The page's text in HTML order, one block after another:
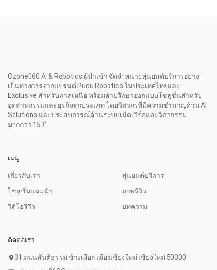
Ozone360 AI & Robotics ผู้นำเข้า จัดจำหน่ายหุ่นยนต์บริการอย่าง
เป็นทางการจากแบรนด์ Pudu Robotics ในประเทศไทยและ
Exclusive สำหรับภาคเหนือ พร้อมคำปรึกษาออกแบบโซลูชั่นสำหรับ
อุตสาหกรรมและธุรกิจทุกประเภท โดยวิศวกรที่มีความชำนาญด้าน AI
Solutions และประสบการณ์ด้านระบบเน็ตเวิร์คและวิศวกรรม
มากกว่า 15 ปี
เมนู
เกี่ยวกับเรา
หุ่นยนต์บริการ
โซลูชั่นแนะนำ
ภาพรีวิว
วีดีโอรีวิว
บทความ
ติดต่อเรา
location_on 31 ถนนสันติธรรม ช้างเผือก เมืองเชียงใหม่ เชียงใหม่ 50300